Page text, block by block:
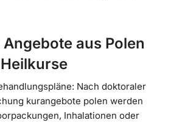
aus Polen
Nach doktoraler
kurangebote polen werden
Inhalationen oder